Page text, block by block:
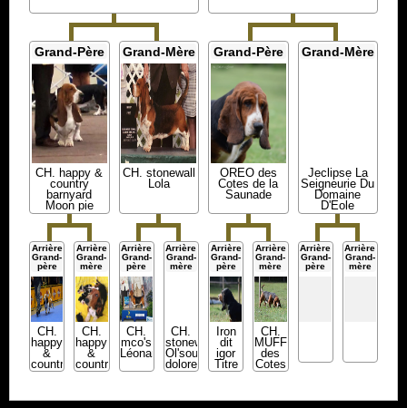
Grand-Père
CH. happy &
country
barnyard
Moon pie
Grand-Mère
CH. stonewall
Lola
Arrière
Grand-
père
CH.
happy
&
country
Love
Arrière
Grand-
mère
CH.
happy
&
country
barnyard
Arrière
Grand-
père
CH.
mco's
Léonard
Arrière
Grand-
mère
CH.
stonewall
Ol'south
dolores
Grand-Père
ORÉO des
Cotes de la
Saunade
Grand-Mère
Jeclipse La
Seigneurie Du
Domaine
D'Eole
Arrière
Grand-
père
Iron
dit
igor
Titre
Initial
Arrière
Grand-
mère
CH.
MUFFIN
des
Cotes
de la
Arrière
Grand-
père
Arrière
Grand-
mère